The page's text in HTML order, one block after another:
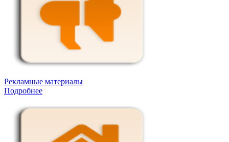
Рекламные материалы
Подробнее